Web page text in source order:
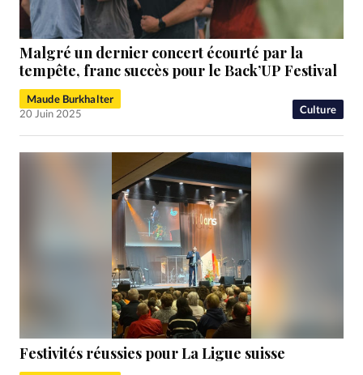
Culture
Malgré un dernier concert écourté par la
tempête, franc succès pour le Back’UP Festival
Maude Burkhalter
20 Juin 2025
Festivités réussies pour La Ligue suisse